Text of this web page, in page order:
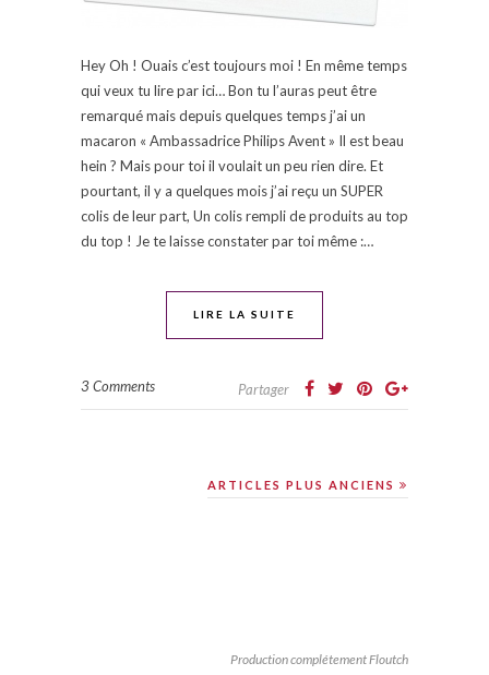
Hey Oh ! Ouais c’est toujours moi ! En même temps
qui veux tu lire par ici… Bon tu l’auras peut être
remarqué mais depuis quelques temps j’ai un
macaron « Ambassadrice Philips Avent » Il est beau
hein ? Mais pour toi il voulait un peu rien dire. Et
pourtant, il y a quelques mois j’ai reçu un SUPER
colis de leur part, Un colis rempli de produits au top
du top ! Je te laisse constater par toi même :…
LIRE LA SUITE
3 Comments Partager
ARTICLES PLUS ANCIENS
Production complétement Floutch